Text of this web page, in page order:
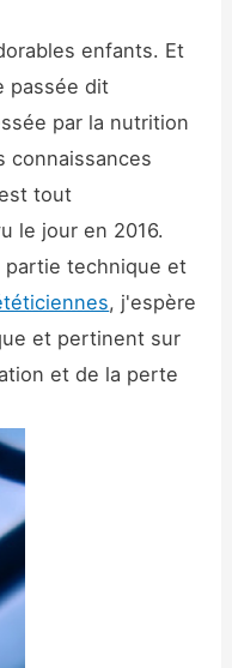
enfants. Et
passée dit
par la nutrition
connaissances
tout
le jour en 2016.
partie technique et
, j'espère
et pertinent sur
et de la perte